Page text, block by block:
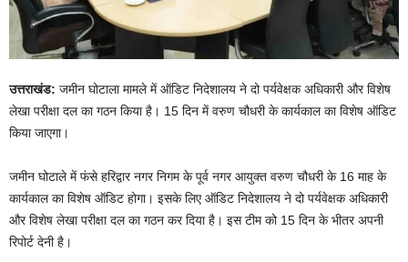
उत्तराखंड: जमीन घोटाला मामले में ऑडिट निदेशालय ने दो पर्यवेक्षक अधिकारी और विशेष
लेखा परीक्षा दल का गठन किया है। 15 दिन में वरुण चौधरी के कार्यकाल का विशेष ऑडिट
किया जाएगा।
जमीन घोटाले में फंसे हरिद्वार नगर निगम के पूर्व नगर आयुक्त वरुण चौधरी के 16 माह के
कार्यकाल का विशेष ऑडिट होगा। इसके लिए ऑडिट निदेशालय ने दो पर्यवेक्षक अधिकारी
और विशेष लेखा परीक्षा दल का गठन कर दिया है। इस टीम को 15 दिन के भीतर अपनी
रिपोर्ट देनी है।